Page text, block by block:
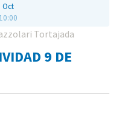
Oct
10:00
Tortajada
9 DE